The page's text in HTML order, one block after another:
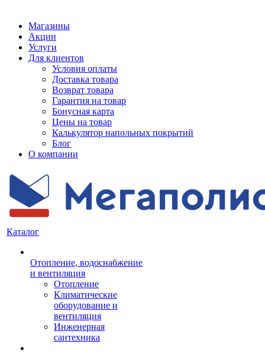
Магазины
Акции
Услуги
Для клиентов
Условия оплаты
Доставка товара
Возврат товара
Гарантия на товар
Бонусная карта
Цены на товар
Калькулятор напольных покрытий
Блог
О компании
Каталог
Отопление, водоснабжение
и вентиляция
Отопление
Климатические
оборудование и
вентиляция
Инженерная
сантехника